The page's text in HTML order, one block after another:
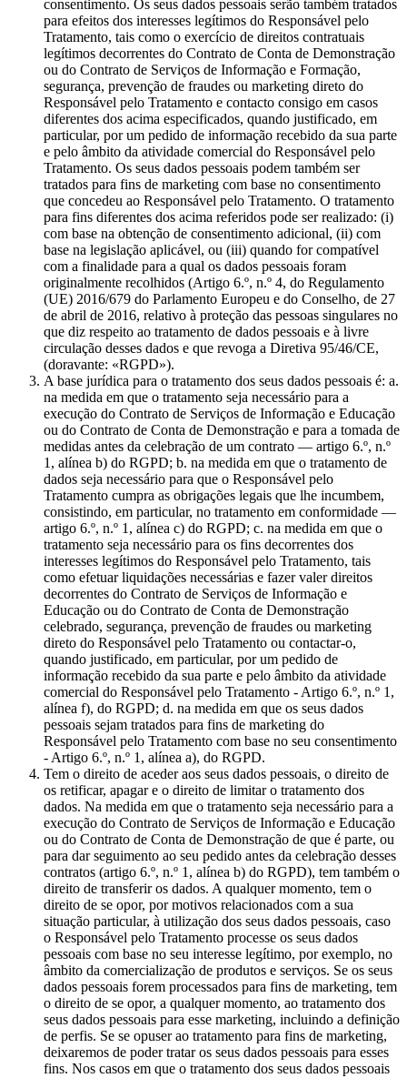
consentimento. Os seus dados pessoais serão também tratados
para efeitos dos interesses legítimos do Responsável pelo
Tratamento, tais como o exercício de direitos contratuais
legítimos decorrentes do Contrato de Conta de Demonstração
ou do Contrato de Serviços de Informação e Formação,
segurança, prevenção de fraudes ou marketing direto do
Responsável pelo Tratamento e contacto consigo em casos
diferentes dos acima especificados, quando justificado, em
particular, por um pedido de informação recebido da sua parte
e pelo âmbito da atividade comercial do Responsável pelo
Tratamento. Os seus dados pessoais podem também ser
tratados para fins de marketing com base no consentimento
que concedeu ao Responsável pelo Tratamento. O tratamento
para fins diferentes dos acima referidos pode ser realizado: (i)
com base na obtenção de consentimento adicional, (ii) com
base na legislação aplicável, ou (iii) quando for compatível
com a finalidade para a qual os dados pessoais foram
originalmente recolhidos (Artigo 6.º, n.º 4, do Regulamento
(UE) 2016/679 do Parlamento Europeu e do Conselho, de 27
de abril de 2016, relativo à proteção das pessoas singulares no
que diz respeito ao tratamento de dados pessoais e à livre
circulação desses dados e que revoga a Diretiva 95/46/CE,
(doravante: «RGPD»).
A base jurídica para o tratamento dos seus dados pessoais é: a.
na medida em que o tratamento seja necessário para a
execução do Contrato de Serviços de Informação e Educação
ou do Contrato de Conta de Demonstração e para a tomada de
medidas antes da celebração de um contrato — artigo 6.º, n.º
1, alínea b) do RGPD; b. na medida em que o tratamento de
dados seja necessário para que o Responsável pelo
Tratamento cumpra as obrigações legais que lhe incumbem,
consistindo, em particular, no tratamento em conformidade —
artigo 6.º, n.º 1, alínea c) do RGPD; c. na medida em que o
tratamento seja necessário para os fins decorrentes dos
interesses legítimos do Responsável pelo Tratamento, tais
como efetuar liquidações necessárias e fazer valer direitos
decorrentes do Contrato de Serviços de Informação e
Educação ou do Contrato de Conta de Demonstração
celebrado, segurança, prevenção de fraudes ou marketing
direto do Responsável pelo Tratamento ou contactar-o,
quando justificado, em particular, por um pedido de
informação recebido da sua parte e pelo âmbito da atividade
comercial do Responsável pelo Tratamento - Artigo 6.º, n.º 1,
alínea f), do RGPD; d. na medida em que os seus dados
pessoais sejam tratados para fins de marketing do
Responsável pelo Tratamento com base no seu consentimento
- Artigo 6.º, n.º 1, alínea a), do RGPD.
Tem o direito de aceder aos seus dados pessoais, o direito de
os retificar, apagar e o direito de limitar o tratamento dos
dados. Na medida em que o tratamento seja necessário para a
execução do Contrato de Serviços de Informação e Educação
ou do Contrato de Conta de Demonstração de que é parte, ou
para dar seguimento ao seu pedido antes da celebração desses
contratos (artigo 6.º, n.º 1, alínea b) do RGPD), tem também o
direito de transferir os dados. A qualquer momento, tem o
direito de se opor, por motivos relacionados com a sua
situação particular, à utilização dos seus dados pessoais, caso
o Responsável pelo Tratamento processe os seus dados
pessoais com base no seu interesse legítimo, por exemplo, no
âmbito da comercialização de produtos e serviços. Se os seus
dados pessoais forem processados para fins de marketing, tem
o direito de se opor, a qualquer momento, ao tratamento dos
seus dados pessoais para esse marketing, incluindo a definição
de perfis. Se se opuser ao tratamento para fins de marketing,
deixaremos de poder tratar os seus dados pessoais para esses
fins. Nos casos em que o tratamento dos seus dados pessoais